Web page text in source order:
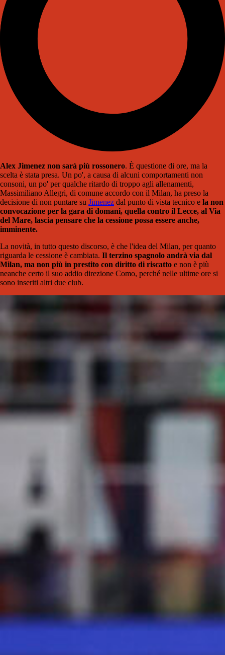
Alex Jimenez non sarà più rossonero. È questione di ore, ma la
scelta è stata presa. Un po', a causa di alcuni comportamenti non
consoni, un po' per qualche ritardo di troppo agli allenamenti,
Massimiliano Allegri, di comune accordo con il Milan, ha preso la
decisione di non puntare su Jimenez dal punto di vista tecnico e la non
convocazione per la gara di domani, quella contro il Lecce, al Via
del Mare, lascia pensare che la cessione possa essere anche,
imminente.
La novità, in tutto questo discorso, è che l'idea del Milan, per quanto
riguarda le cessione è cambiata. Il terzino spagnolo andrà via dal
Milan, ma non più in prestito con diritto di riscatto e non è più
neanche certo il suo addio direzione Como, perché nelle ultime ore si
sono inseriti altri due club.